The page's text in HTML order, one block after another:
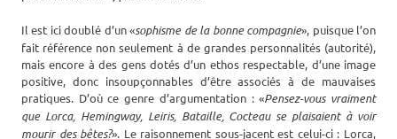
Il est ici doublé d’un «sophisme de la bonne compagnie», puisque l’on
fait référence non seulement à de grandes personnalités (autorité),
mais encore à des gens dotés d’un ethos respectable, d’une image
positive, donc insoupçonnables d’être associés à de mauvaises
pratiques. D’où ce genre d’argumentation : «Pensez-vous vraiment
que Lorca, Hemingway, Leiris, Bataille, Cocteau se plaisaient à voir
mourir des bêtes?». Le raisonnement sous-jacent est celui-ci : Lorca,